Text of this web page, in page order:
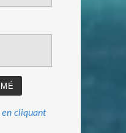
en cliquant